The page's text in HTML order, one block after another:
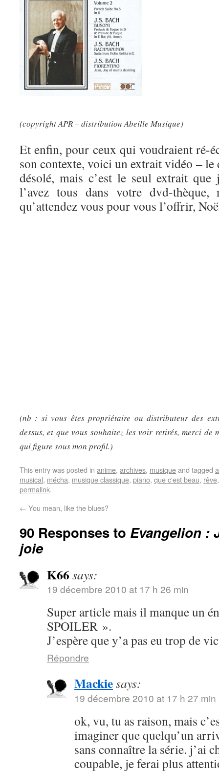
(copyright APR – distribution Abeille Musique)
Et enfin, pour ceux qui voudraient ré-
son contexte, voici un extrait vidéo – le
désolé, mais c’est le seul extrait
l’avez tous dans votre dvd-thèque,
qu’attendez vous pour vous l’offrir,
(nb : si vous êtes propriétaire ou distributeur des
dessus, et que vous souhaitez les voir retirés, merci de
qui figure sous mon profil.)
This entry was posted in anime, archives, musiqueand tagged
musical, mécha, musique classique, piano, que c'est beau, rêve
permalink.
← You mean, like the blues?
90 Responses to Evangelion :
joie
K66 says:
19 décembre 2010 at 17 h 26 min
Super article mais il manque un
SPOILER ».
J’espère que y’a pas eu trop de
Répondre
Mackiesays:
19 décembre 2010 at 17 h 27 min
ok, vu, tu as raison, mais
imaginer que quelqu’un
sans connaître la série. j’ai
coupable, je ferai plus